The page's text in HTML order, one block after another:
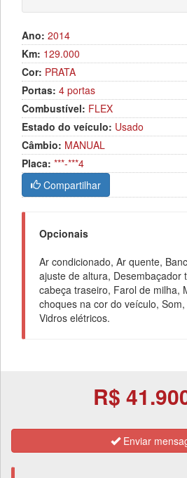
Ano: 2014
Km: 129.000
Cor: PRATA
Portas: 4 portas
Combustível: FLEX
Estado do veículo: Usado
Câmbio: MANUAL
Placa: ***-***4
Compartilhar
Opcionais
Ar condicionado, Ar quente,
ajuste de altura, Desembaçador
cabeça traseiro, Farol de milha,
choques na cor do veículo,
Vidros elétricos.
R$
Enviar